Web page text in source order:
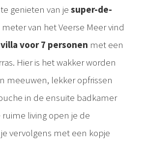
genieten van je super-de-
meter van het Veerse Meer vind
villa voor 7 personen met een
Hier is het wakker worden
meeuwen, lekker opfrissen
in de ensuite badkamer
living open je de
vervolgens met een kopje